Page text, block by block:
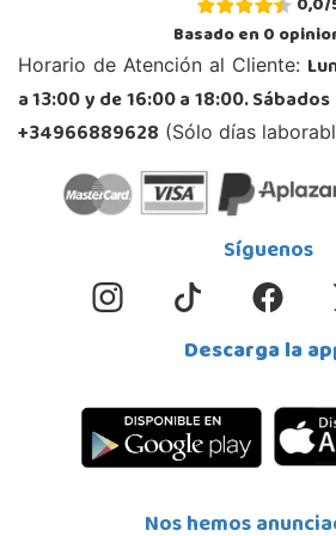
C/ INGENIERO JUAN DE LA CIERVA 1 Polígono
14013, Córdoba
957299329
Localizar Tienda
Juguetilandia Don Benito
AV/ Vegas Altas Nº 27-2
STOCK DISPONIBLE
Alicante
Basado en0
Horario de Atención al Cliente:
a 13:00 y de 16:00 a 18:00.
+34966889628 (Sólo días
Síguenos
Descarga la
Nos hemos